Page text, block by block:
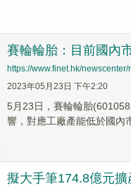
賽輪輪胎：目前國內
https://www.finet.hk/
2023年05月23日 下午2:20
5月23日，賽輪輪胎
響，對應工廠產能低於國內
擬大手筆174.8億元